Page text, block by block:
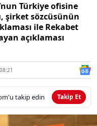
Türkiye ofisine
şirket sözcüsünün
ile Rekabet
açıklaması
takip edin Takip Et